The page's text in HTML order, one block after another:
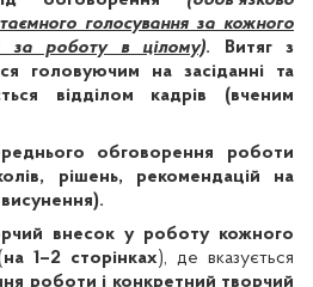
голосування за кожного
за роботу в цілому). Витяг з
головуючим на засіданні та
відділом кадрів (вченим
обговорення роботи
рішень, рекомендацій на
внесок у роботу кожного
на 1–2 сторінках), де вказується
роботи і конкретний творчий